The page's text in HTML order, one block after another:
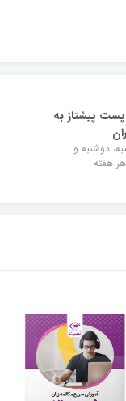
پست پیشتاز به
دوشنبه و
هفته